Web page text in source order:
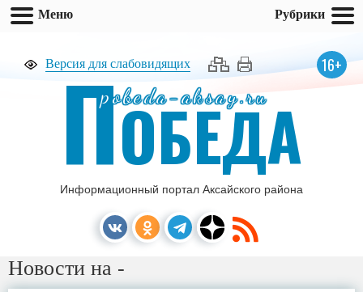
Версия для слабовидящих 16+
pobeda-aksay.ru
ПОБЕДА
Информационный портал Аксайского района
Новости на -
Меню Рубрики